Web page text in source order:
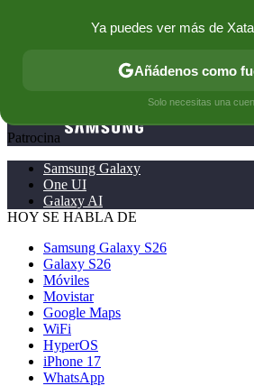
Patrocina
Samsung Galaxy
One UI
Galaxy AI
HOY SE HABLA DE
Samsung Galaxy S26
Galaxy S26
Móviles
Movistar
Google Maps
WiFi
HyperOS
iPhone 17
WhatsApp
Ya puedes ver más de
Añádenos como
Solo necesitas una